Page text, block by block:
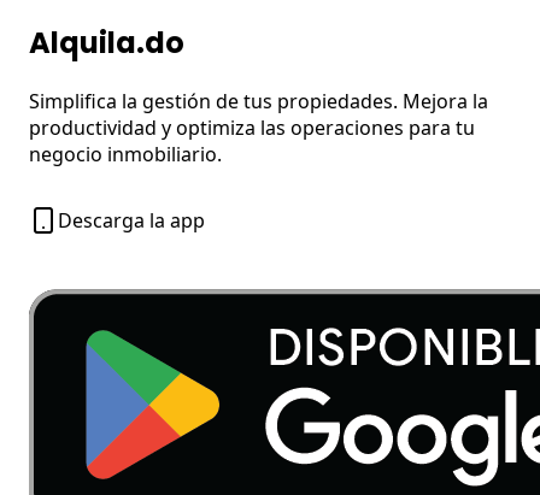
Alquila.do
Simplifica la gestión de tus propiedades. Mejora la
productividad y optimiza las operaciones para tu
negocio inmobiliario.
Descarga la app